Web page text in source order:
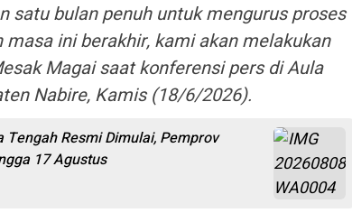
satu bulan penuh untuk mengurus proses
ini berakhir, kami akan melakukan
Magai saat konferensi pers di Aula
Nabire, Kamis (18/6/2026).
Tengah Resmi Dimulai, Pemprov
17 Agustus